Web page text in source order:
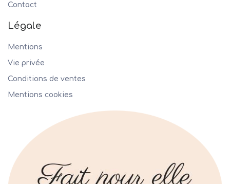
Contact
Légale
Mentions
Vie privée
Conditions de ventes
Mentions cookies